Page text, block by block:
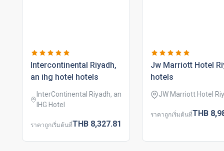
intercontinental riyadh,
an ihg hotel hotels
InterContinental Riyadh, an
IHG Hotel
ราคาถูกเริ่มต้นที่THB 8,327.81
jw marriott hotel
hotels
JW Marriott Hotel
ราคาถูกเริ่มต้นที่THB